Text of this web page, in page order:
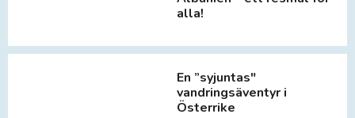
alla!
En ”syjuntas"
vandringsäventyr i
Österrike